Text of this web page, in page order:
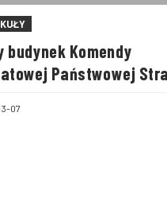
budynek Komendy
Państwowej
07